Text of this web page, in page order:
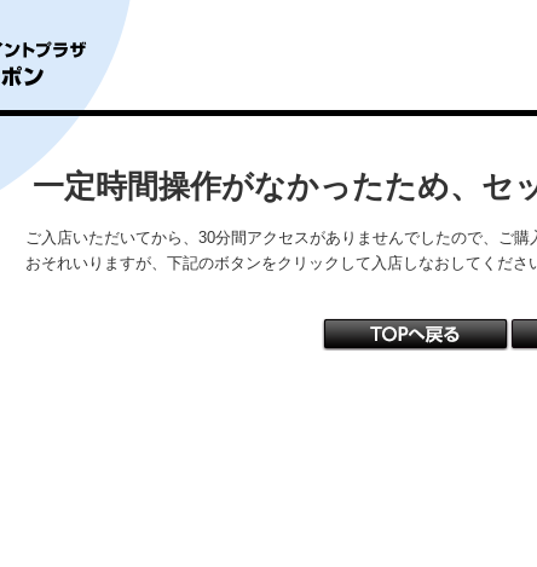
一定時間操作がなかったため、セ
ご入店いただいてから、30分間アクセスがありませんでしたので、ご購
おそれいりますが、下記のボタンをクリックして入店しなおしてくださ